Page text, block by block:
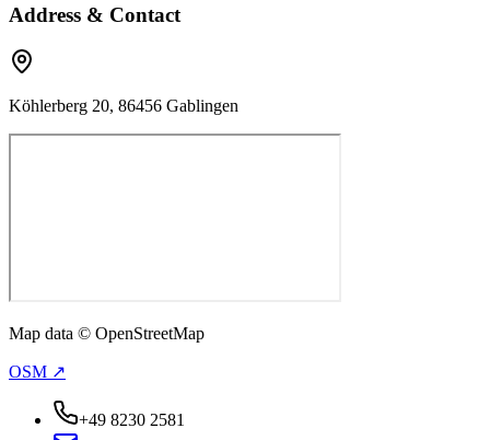
Address & Contact
Köhlerberg 20, 86456 Gablingen
Map data © OpenStreetMap
OSM ↗
+49 8230 2581